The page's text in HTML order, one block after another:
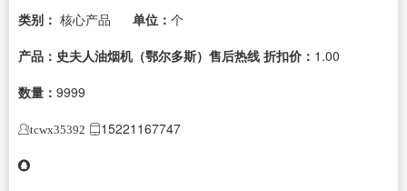
类别： 核心产品 单位： 个
产品：史夫人油烟机（鄂尔多斯）售后热线 折扣价： 1.00
数量： 9999
tcwx35392 15221167747